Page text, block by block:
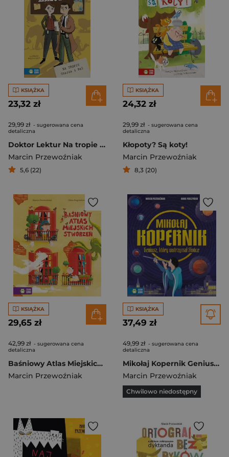
KSIĄŻKA
23,32 zł
29,99 zł - sugerowana cena
detaliczna
Doktor Lektur Na tropie Stasia i Nel
Marcin Przewoźniak
5,6 (22)
KSIĄŻKA
24,32 zł
29,99 zł - sugerowana cena
detaliczna
Kłopoty? Są koty!
Marcin Przewoźniak
8,3 (20)
KSIĄŻKA
29,65 zł
42,99 zł - sugerowana cena
detaliczna
Baśniowy Atlas Miejskich Stworzeń
Marcin Przewoźniak
KSIĄŻKA
37,49 zł
49,99 zł - sugerowana cena
detaliczna
Mikołaj Kopernik Geniusz, który wstrzymał Słońce
Marcin Przewoźniak
Chwilowo niedostępny